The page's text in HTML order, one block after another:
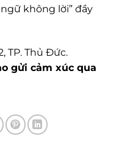
không lời” đầy
TP. Thủ Đức.
gửi cảm xúc qua